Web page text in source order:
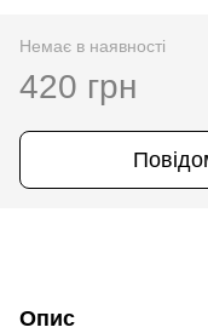
Немає в наявності
420 грн
Опис